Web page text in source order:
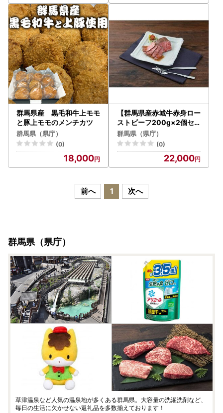
群馬県産 黒毛和牛上モモ
と豚上モモのメンチカツ
群馬県（県庁）
(0)
18,000
【群馬県産赤城牛赤身ロー
ストビーフ200g×2個セ
ット・たれ20ｍｌ×４個
付】
群馬県（県庁）
(0)
22,000
前へ 1 次へ
群馬県（県庁）
草津温泉など人気の温泉地が多くある群馬県。大容量の洗濯洗剤など、
毎日の生活に欠かせない返礼品を多数揃えております！